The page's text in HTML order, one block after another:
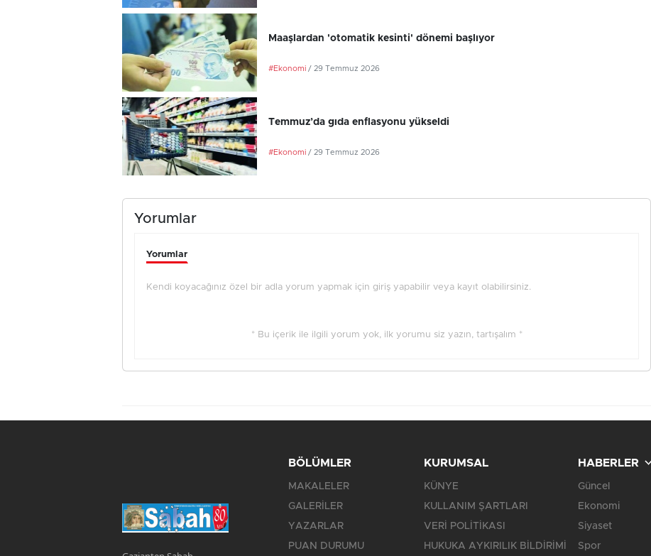
Maaşlardan 'otomatik kesinti' dönemi başlıyor
#Ekonomi / 29 Temmuz 2026
Temmuz’da gıda enflasyonu yükseldi
#Ekonomi / 29 Temmuz 2026
Yorumlar
Yorumlar
Kendi koyacağınız özel bir adla yorum yapmak için giriş yapabilir veya kayıt olabilirsiniz.
* Bu içerik ile ilgili yorum yok, ilk yorumu siz yazın, tartışalım *
BÖLÜMLER
MAKALELER
GALERİLER
YAZARLAR
PUAN DURUMU
KURUMSAL
KÜNYE
KULLANIM ŞARTLARI
VERİ POLİTİKASI
HUKUKA AYKIRILIK BİLDİRİMİ
HABERLER
Güncel
Ekonomi
Siyaset
Spor